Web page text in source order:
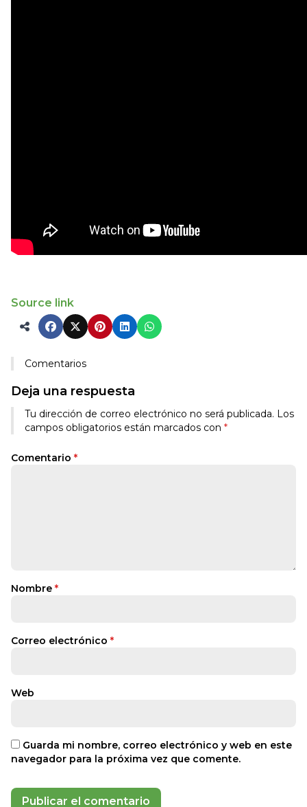
Source link
Comentarios
Deja una respuesta
Tu dirección de correo electrónico no será publicada. Los
campos obligatorios están marcados con *
Comentario *
Nombre *
Correo electrónico *
Web
Guarda mi nombre, correo electrónico y web en este
navegador para la próxima vez que comente.
Alternative: